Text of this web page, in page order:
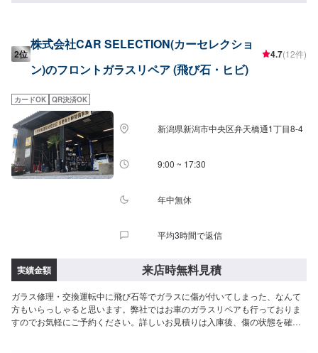
2位
株式会社CAR SELECTION(カーセレクショ
ン)のフロントガラスリペア (飛び石・ヒビ)
4.7(12件)
カードOK QR決済OK
新潟県新潟市中央区弁天橋通1丁目8-4
9:00 ~ 17:30
年中無休
平均3時間で返信
実績金額 来店時無料見積
ガラス修理・交換運転中に飛び石等でガラスに傷が付いてしまった、なんて
方もいらっしゃると思います。弊社ではお車のガラスリペアも行っておりま
すのでお気軽にご予約ください。詳しいお見積りは入庫後、傷の状態を確認